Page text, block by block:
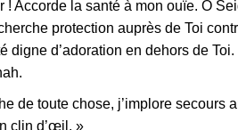
Accorde la santé à mon ouïe. Ô
protection auprès de Toi
digne d’adoration en dehors de
de toute chose, j’implore secours
clin d’œil. »